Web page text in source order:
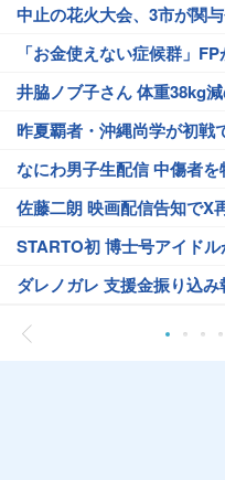
中止の花火大会、3市が関
「お金使えない症候群」
井脇ノブ子さん 体重38kg
昨夏覇者・沖縄尚学が初戦
なにわ男子生配信 中傷者を
佐藤二朗 映画配信告知でX
STARTO初 博士号アイド
ダレノガレ 支援金振り込み